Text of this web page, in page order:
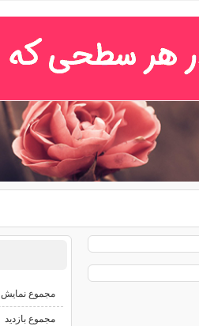
مجموع نمایش‌
مجموع بازدید